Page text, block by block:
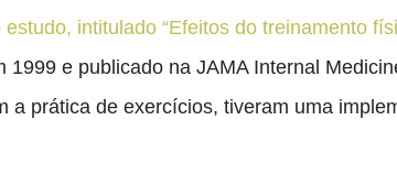
estudo, intitulado “Efeitos do treinamento
1999 e publicado na JAMA Internal
a prática de exercícios, tiveram uma